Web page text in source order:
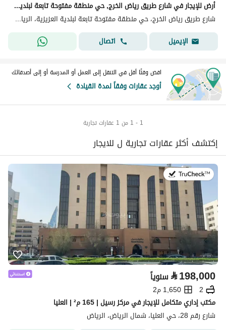
أرض للإيجار في شارع طريق رياض الخرج, حي منطقة مفتوحة تابعة لبلدية العزيزية, مدينة الرياض, منطقة الرياض
شارع طريق رياض الخرج، حي منطقة مفتوحة تابعة لبلدية العزيزية، الرياض
الإيميل
اتصال
اقض وقتًا أقل في التنقل إلى العمل أو المدرسة أو إلى أصدقائك
أوجد عقارات وفقاً لمدة القيادة
1 - 1 من 1 عقارات تجارية
إكتشف أكثر عقارات تجارية ل للايجار
في:13 يوليو 2026
⃁198,000 سنوياً
2
1,650 م2
مكتب إداري متكامل للإيجار في مركز رسيل | 165 م² | العليا
شارع رقم 28، حي العليا، شمال الرياض، الرياض